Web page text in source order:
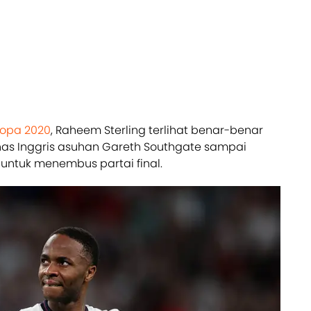
2020, Raheem Sterling terlihat benar-benar
Inggris asuhan Gareth Southgate sampai
menembus partai final.